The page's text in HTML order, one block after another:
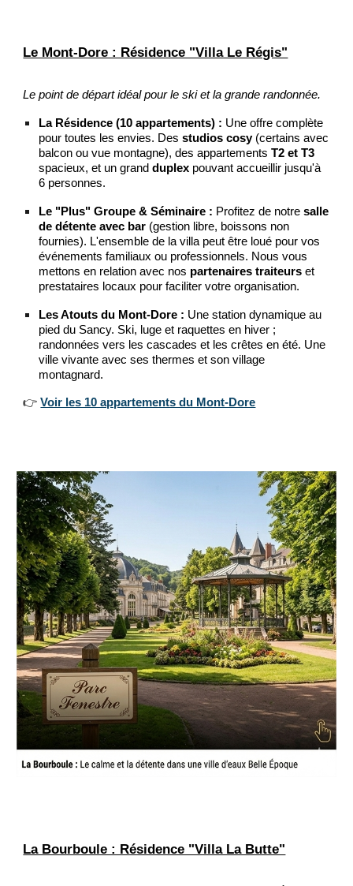
Le Mont-Dore : Résidence "Villa Le Régis"
Le point de départ idéal pour le ski et la grande randonnée.
La Résidence (10 appartements) : Une offre complète
pour toutes les envies. Desstudios cosy(certains avec
balcon ou vue montagne), des appartementsT2 et T3
spacieux, et un grandduplex pouvant accueillir jusqu'à
6 personnes.
Le "Plus" Groupe & Séminaire : Profitez de notresalle
de détente avec bar (gestion libre, boissons non
fournies). L'ensemble de la villa peut être loué pour vos
événements familiaux ou professionnels. Nous vous
mettons en relation avec nos partenaires traiteurs et
prestataires locaux pour faciliter votre organisation.
Les Atouts du Mont-Dore : Une station dynamique au
pied du Sancy. Ski, luge et raquettes en hiver ;
randonnées vers les cascades et les crêtes en été. Une
ville vivante avec ses thermes et sonvillage
montagnard.
👉 Voir les 10 appartements du Mont-Dore
La Bourboule : Résidence "Villa La Butte"